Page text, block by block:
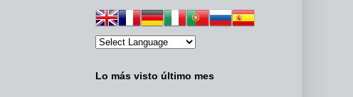
Lo más visto último mes